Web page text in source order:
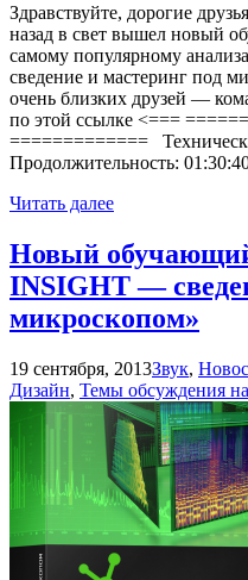
Здравствуйте, дорогие
назад в свет вышел новый
самому популярному
сведение и мастеринг под
очень близких друзей —
по этой ссылке <===
=============
Продолжительность:
Читать далее
Новый
INSIGHT —
микроскопом»
19 сентября, 2013Звук,
Дизайн, Темы обсуждения